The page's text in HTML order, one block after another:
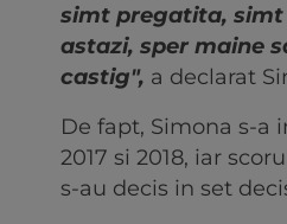
simt pregatita,
astazi, sper maine
castig", a declarat
De fapt, Simona s-a
2017 si 2018, iar
s-au decis in set